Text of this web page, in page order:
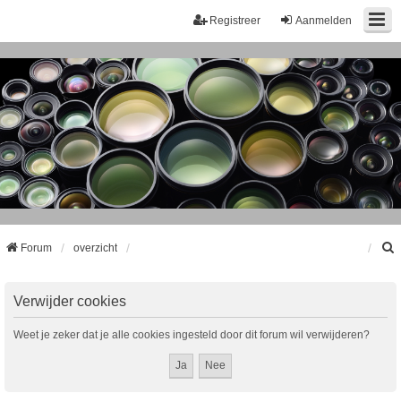
Aanmelden
Registreer
Forum overzicht
Verwijder cookies
Weet je zeker dat je alle cookies ingesteld door dit forum wil verwijderen?